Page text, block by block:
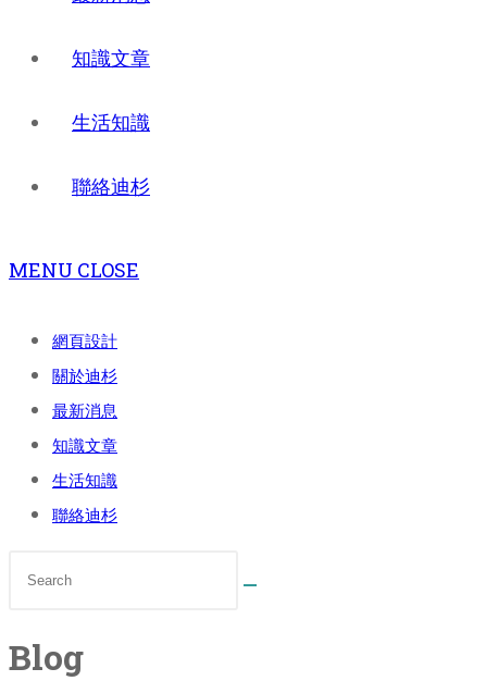
知識文章
生活知識
聯絡迪杉
MENU CLOSE
網頁設計
關於迪杉
最新消息
知識文章
生活知識
聯絡迪杉
Blog